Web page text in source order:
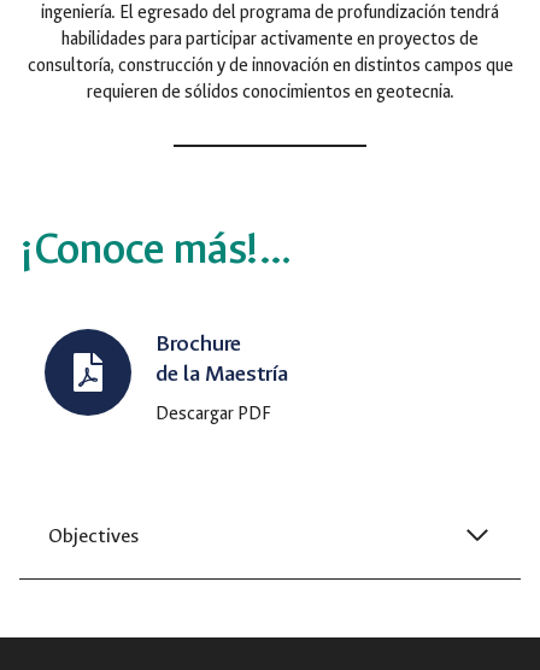
ingeniería. El egresado del programa de profundización tendrá
habilidades para participar activamente en proyectos de
consultoría, construcción y de innovación en distintos campos que
requieren de sólidos conocimientos en geotecnia.
¡Conoce más!…
Brochure
de la Maestría
Descargar PDF
Objectives